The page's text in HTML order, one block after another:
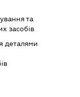
та
засобів
деталями